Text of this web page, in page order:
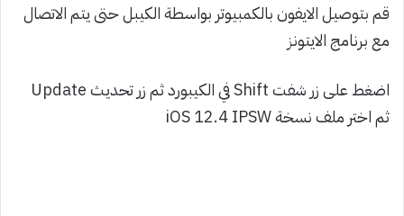
قم بتوصيل الايفون بالكمبيوتر بواسطة الكيبل حتى يتم الاتصال
مع برنامج الايتونز
اضغط على زر شفت Shift في الكيبورد ثم زر تحديث Update
ثم اختر ملف نسخة iOS 12.4 IPSW